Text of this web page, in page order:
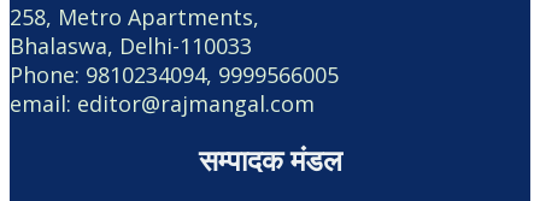
258, Metro Apartments,
Bhalaswa, Delhi-110033
Phone: 9810234094, 9999566005
email: editor@rajmangal.com
सम्पादक मंडल